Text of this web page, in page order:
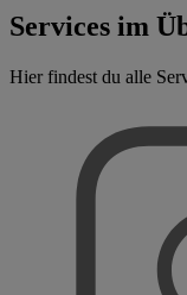
Services im
Hier findest du alle